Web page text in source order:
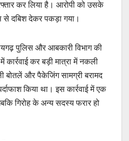
कर लिया है। आरोपी को उसके
से दबिश देकर पकड़ा गया।
पुलिस और आबकारी विभाग की
कार्रवाई कर बड़ी मात्रा में नकली
बोतलें और पैकेजिंग सामग्री बरामद
किया था। इस कार्रवाई में एक
गिरोह के अन्य सदस्य फरार हो